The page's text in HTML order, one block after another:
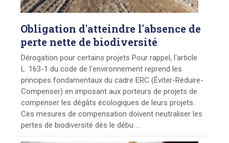
Obligation d'atteindre l'absence de
perte nette de biodiversité
Dérogation pour certains projets Pour rappel, l'article
L. 163-1 du code de l'environnement reprend les
principes fondamentaux du cadre ERC (Éviter-Réduire-
Compenser) en imposant aux porteurs de projets de
compenser les dégâts écologiques de leurs projets.
Ces mesures de compensation doivent neutraliser les
pertes de biodiversité dès le débu ...